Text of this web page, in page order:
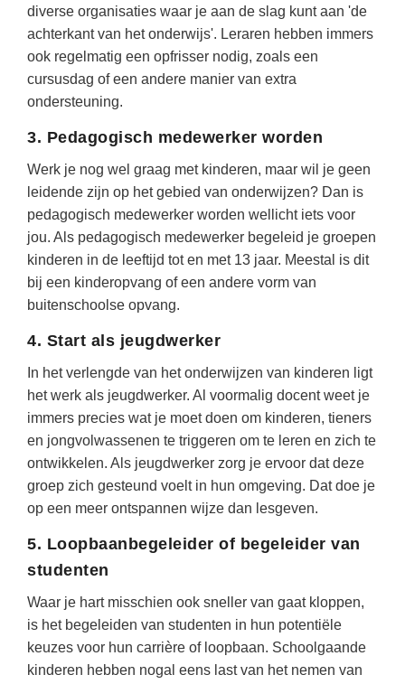
diverse organisaties waar je aan de slag kunt aan 'de
achterkant van het onderwijs'. Leraren hebben immers
ook regelmatig een opfrisser nodig, zoals een
cursusdag of een andere manier van extra
ondersteuning.
3. Pedagogisch medewerker worden
Werk je nog wel graag met kinderen, maar wil je geen
leidende zijn op het gebied van onderwijzen? Dan is
pedagogisch medewerker worden wellicht iets voor
jou. Als pedagogisch medewerker begeleid je groepen
kinderen in de leeftijd tot en met 13 jaar. Meestal is dit
bij een kinderopvang of een andere vorm van
buitenschoolse opvang.
4. Start als jeugdwerker
In het verlengde van het onderwijzen van kinderen ligt
het werk als jeugdwerker. Al voormalig docent weet je
immers precies wat je moet doen om kinderen, tieners
en jongvolwassenen te triggeren om te leren en zich te
ontwikkelen. Als jeugdwerker zorg je ervoor dat deze
groep zich gesteund voelt in hun omgeving. Dat doe je
op een meer ontspannen wijze dan lesgeven.
5. Loopbaanbegeleider of begeleider van
studenten
Waar je hart misschien ook sneller van gaat kloppen,
is het begeleiden van studenten in hun potentiële
keuzes voor hun carrière of loopbaan. Schoolgaande
kinderen hebben nogal eens last van het nemen van